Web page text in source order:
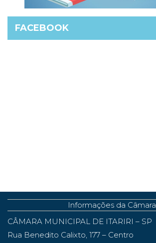
FACEBOOK
Informações da Câmara
CÂMARA MUNICIPAL DE ITARIRI – SP
Rua Benedito Calixto, 177 – Centro